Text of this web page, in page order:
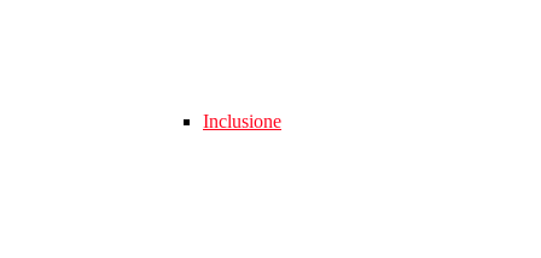
Inclusione